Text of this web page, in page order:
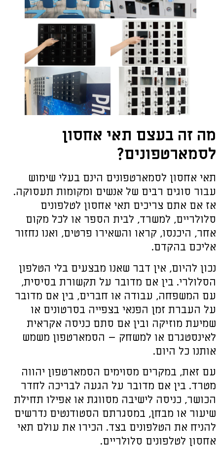
מה זה בעצם תאי אחסון
לסמארטפונים?
תאי אחסון לסמארטפונים הינם בעלי שימוש
עבור סוגים רבים של אנשים ומקומות תעסוקה.
אז אם אתם צריכים תאי אחסון לטלפונים
סלולריים, למשרד, לבית הספר או לכל מקום
אחר, היכנסו, קראו והשאירו פרטים, ואנו נחזור
אליכם בהקדם.
נכון להיום, אין דבר שאנו מבצעים בלי הטלפון
הסלולרי. בין אם מדובר על תקשורת בסיסית,
עם המשפחה, עבודה או חברים, בין אם מדובר
על העברת זמן הפנאי בצפייה בסרטונים או
שמיעת מוזיקה ובין אם סתם כניסה אקראית
לאינסטגרם או למשחק – הסמארטפון משמש
אותנו כל היום.
עם זאת, במקרים מסוימים הסמארטפון יהווה
מטרד. בין אם מדובר על הגעה לבריכה לחדר
הכושר, כניסה לישיבה מסווגת או אפילו תחילת
שיעור או מבחן, במסגרתם הסטודנטים נדרשים
להניח את הטלפונים בצד. הכירו את עולם תאי
אחסון לטלפונים סלולריים.